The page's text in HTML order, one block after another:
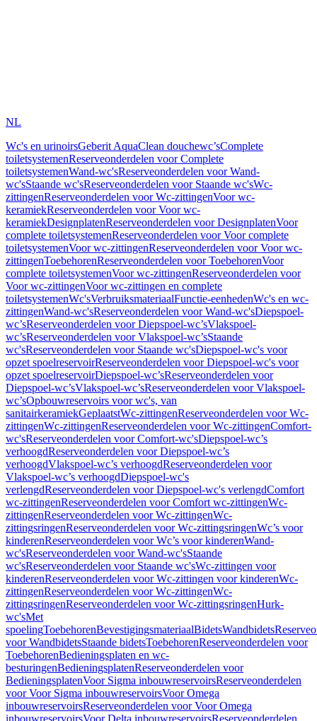
NL
Wc's en urinoirsGeberit AquaClean douchewc’sComplete
toiletsystemenReserveonderdelen voor Complete
toiletsystemenWand-wc'sReserveonderdelen voor Wand-
wc'sStaande wc'sReserveonderdelen voor Staande wc'sWc-
zittingenReserveonderdelen voor Wc-zittingenVoor wc-
keramiekReserveonderdelen voor Voor wc-
keramiekDesignplatenReserveonderdelen voor DesignplatenVoor
complete toiletsystemenReserveonderdelen voor Voor complete
toiletsystemenVoor wc-zittingenReserveonderdelen voor Voor wc-
zittingenToebehorenReserveonderdelen voor ToebehorenVoor
complete toiletsystemenVoor wc-zittingenReserveonderdelen voor
Voor wc-zittingenVoor wc-zittingen en complete
toiletsystemenWc'sVerbruiksmateriaalFunctie-eenhedenWc's en wc-
zittingenWand-wc'sReserveonderdelen voor Wand-wc'sDiepspoel-
wc’sReserveonderdelen voor Diepspoel-wc’sVlakspoel-
wc’sReserveonderdelen voor Vlakspoel-wc’sStaande
wc'sReserveonderdelen voor Staande wc'sDiepspoel-wc's voor
opzet spoelreservoirReserveonderdelen voor Diepspoel-wc's voor
opzet spoelreservoirDiepspoel-wc’sReserveonderdelen voor
Diepspoel-wc’sVlakspoel-wc’sReserveonderdelen voor Vlakspoel-
wc’sOpbouwreservoirs voor wc's, van
sanitairkeramiekGeplaatstWc-zittingenReserveonderdelen voor Wc-
zittingenWc-zittingenReserveonderdelen voor Wc-zittingenComfort-
wc'sReserveonderdelen voor Comfort-wc'sDiepspoel-wc’s
verhoogdReserveonderdelen voor Diepspoel-wc’s
verhoogdVlakspoel-wc’s verhoogdReserveonderdelen voor
Vlakspoel-wc’s verhoogdDiepspoel-wc's
verlengdReserveonderdelen voor Diepspoel-wc's verlengdComfort
wc-zittingenReserveonderdelen voor Comfort wc-zittingenWc-
zittingenReserveonderdelen voor Wc-zittingenWc-
zittingsringenReserveonderdelen voor Wc-zittingsringenWc’s voor
kinderenReserveonderdelen voor Wc’s voor kinderenWand-
wc'sReserveonderdelen voor Wand-wc'sStaande
wc'sReserveonderdelen voor Staande wc'sWc-zittingen voor
kinderenReserveonderdelen voor Wc-zittingen voor kinderenWc-
zittingenReserveonderdelen voor Wc-zittingenWc-
zittingsringenReserveonderdelen voor Wc-zittingsringenHurk-
wc'sMet
spoelingToebehorenBevestigingsmateriaalBidetsWandbidets
voor WandbidetsStaande bidetsToebehorenReserveonderdelen voor
ToebehorenBedieningsplaten en wc-
besturingenBedieningsplatenReserveonderdelen voor
BedieningsplatenVoor Sigma inbouwreservoirsReserveonderdelen
voor Voor Sigma inbouwreservoirsVoor Omega
inbouwreservoirsReserveonderdelen voor Voor Omega
inbouwreservoirsVoor Delta inbouwreservoirsReserveonderdelen